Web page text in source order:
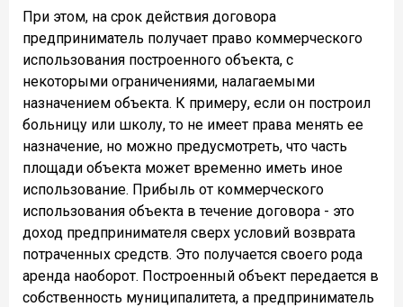
При этом, на срок действия договора
предприниматель получает право коммерческого
использования построенного объекта, с
некоторыми ограничениями, налагаемыми
назначением объекта. К примеру, если он построил
больницу или школу, то не имеет права менять ее
назначение, но можно предусмотреть, что часть
площади объекта может временно иметь иное
использование. Прибыль от коммерческого
использования объекта в течение договора - это
доход предпринимателя сверх условий возврата
потраченных средств. Это получается своего рода
аренда наоборот. Построенный объект передается в
собственность муниципалитета, а предприниматель